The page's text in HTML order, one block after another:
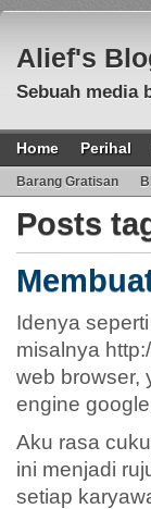
Alief's
Sebuah media
Home Perihal
Barang Gratisan
Posts
Idenya
misalnya
web browser,
engine
Aku rasa
ini menjadi
setiap